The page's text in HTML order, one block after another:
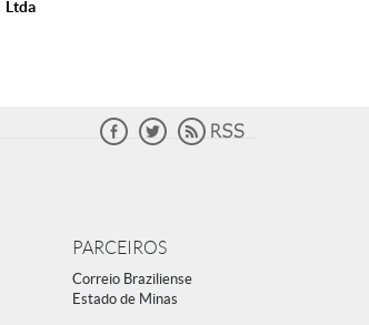
Ltda
PARCEIROS
Correio Braziliense
Estado de Minas